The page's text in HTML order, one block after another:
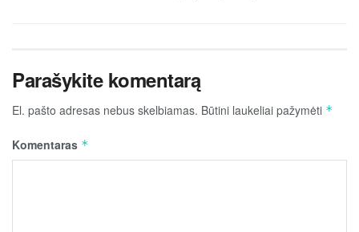
Parašykite komentarą
El. pašto adresas nebus skelbiamas. Būtini laukeliai pažymėti *
Komentaras *